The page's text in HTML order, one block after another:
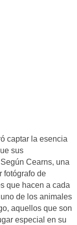
captar la esencia
sus
Cearns, una
fotógrafo de
que hacen a cada
de los animales
aquellos que son
especial en su